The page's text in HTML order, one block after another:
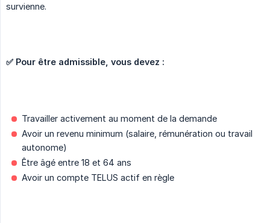
survienne.
✅ Pour être admissible, vous devez :
Travailler activement au moment de la demande
Avoir un revenu minimum (salaire, rémunération ou travail
autonome)
Être âgé entre 18 et 64 ans
Avoir un compte TELUS actif en règle